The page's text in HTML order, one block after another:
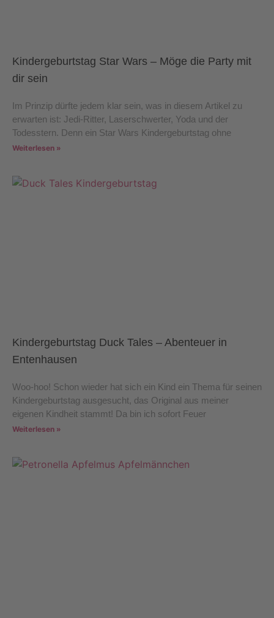
Kindergeburtstag Star Wars – Möge die Party mit
dir sein
Im Prinzip dürfte jedem klar sein, was in diesem Artikel zu
erwarten ist: Jedi-Ritter, Laserschwerter, Yoda und der
Todesstern. Denn ein Star Wars Kindergeburtstag ohne
Weiterlesen »
Kindergeburtstag Duck Tales – Abenteuer in
Entenhausen
Woo-hoo! Schon wieder hat sich ein Kind ein Thema für seinen
Kindergeburtstag ausgesucht, das Original aus meiner
eigenen Kindheit stammt! Da bin ich sofort Feuer
Weiterlesen »